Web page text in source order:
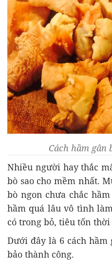
Cách hầm gân
Nhiều người hay thắc
bò sao cho mềm nhất.
bò ngon chưa chắc
hầm quá lâu vô tình
có trong bỏ, tiêu tốn
Dưới đây là 6 cách
bảo thành công.